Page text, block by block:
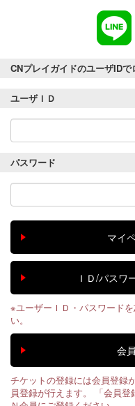
CNプレイガイドのユーザIDで
ユーザＩＤ
パスワード
※ユーザーＩＤ・パスワード
い。
チケットの登録には会員登録
員登録が行えます。 「会員